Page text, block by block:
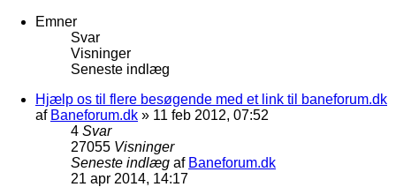
Emner
Svar
Visninger
Seneste indlæg
Hjælp os til flere besøgende med et link til baneforum.dk
af Baneforum.dk » 11 feb 2012, 07:52
4 Svar
27055 Visninger
Seneste indlæg af Baneforum.dk
21 apr 2014, 14:17